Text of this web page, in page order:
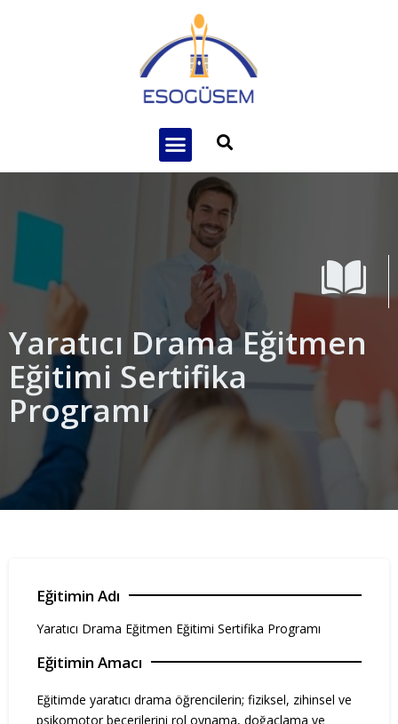
Yaratıcı Drama Eğitmen
Eğitimi Sertifika
Programı
Eğitimin Adı
Yaratıcı Drama Eğitmen Eğitimi Sertifika Programı
Eğitimin Amacı
Eğitimde yaratıcı drama öğrencilerin; fiziksel, zihinsel ve
psikomotor becerilerini rol oynama, doğaçlama ve